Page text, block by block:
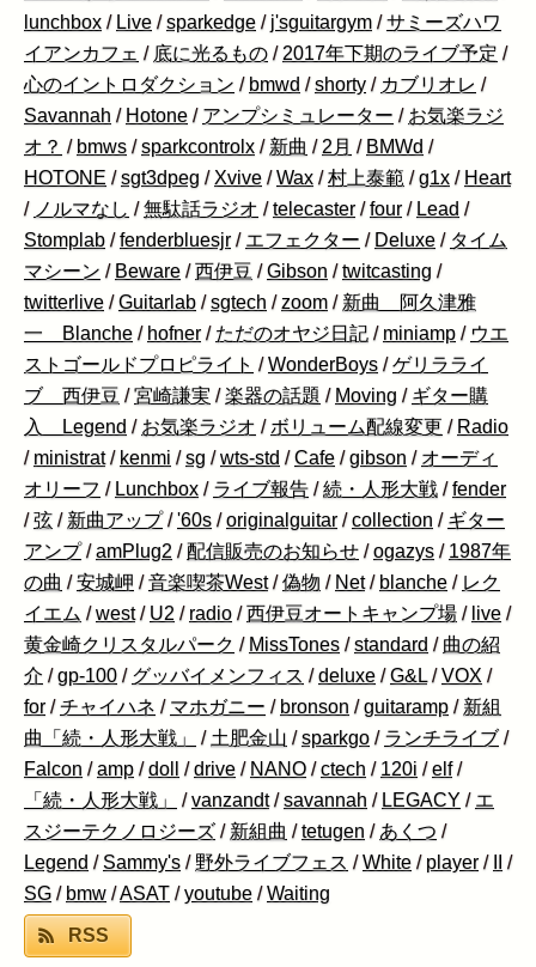
lunchbox / Live /sparkedge / j'sguitargym /サミーズハワ
イアンカフェ / 底に光るもの / 2017年下期のライブ予定 /
心のイントロダクション / bmwd /shorty / カブリオレ /
Savannah / Hotone / アンプシミュレーター / お気楽ラジ
オ？ / bmws /sparkcontrolx / 新曲 / 2月 / BMWd /
HOTONE /sgt3dpeg / Xvive /Wax /村上泰範 /g1x / Heart
/ ノルマなし /無駄話ラジオ /telecaster /four / Lead /
Stomplab /fenderbluesjr / エフェクター / Deluxe / タイム
マシーン / Beware /西伊豆 /Gibson /twitcasting /
twitterlive /Guitarlab /sgtech /zoom / 新曲 阿久津雅
一 Blanche / hofner / ただのオヤジ日記 / miniamp / ウエ
ストゴールドプロピライト /WonderBoys /ゲリラライ
ブ 西伊豆 /宮崎謙実 /楽器の話題 / Moving / ギター購
入 Legend / お気楽ラジオ / ボリューム配線変更 / Radio
/ ministrat / kenmi /sg /wts-std /Cafe /gibson / オーディ
オリーフ / Lunchbox / ライブ報告 /続・人形大戦 /fender
/弦 / 新曲アップ /'60s /originalguitar /collection / ギター
アンプ /amPlug2 /配信販売のお知らせ /ogazys / 1987年
の曲 /安城岬 /音楽喫茶West /偽物 / Net / blanche / レク
イエム /west / U2 / radio /西伊豆オートキャンプ場 / live /
黄金崎クリスタルパーク / MissTones /standard / 曲の紹
介 /gp-100 / グッバイメンフィス /deluxe /G&L /VOX /
for /チャイハネ / マホガニー / bronson /guitaramp / 新組
曲「続・人形大戦」
/ 土肥金山 /sparkgo / ランチライブ /
Falcon /amp /doll /drive / NANO /ctech / 120i /elf /
「続・人形大戦」
/vanzandt /savannah / LEGACY / エ
スジーテクノロジーズ / 新組曲 /tetugen / あくつ /
Legend /Sammy's / 野外ライブフェス /White / player /
/
SG / bmw /ASAT /youtube /Waiting
RSS